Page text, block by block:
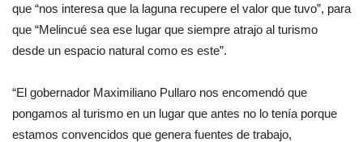
que “nos interesa que la laguna recupere el valor que tuvo”, para
que “Melincué sea ese lugar que siempre atrajo al turismo
desde un espacio natural como es este”.
“El gobernador Maximiliano Pullaro nos encomendó que
pongamos al turismo en un lugar que antes no lo tenía porque
estamos convencidos que genera fuentes de trabajo,